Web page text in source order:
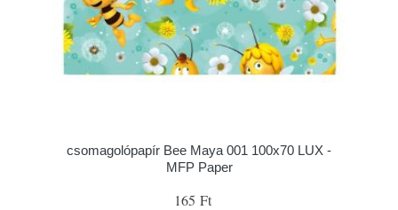
csomagolópapír Bee Maya 001 100x70 LUX -
MFP Paper
165 Ft